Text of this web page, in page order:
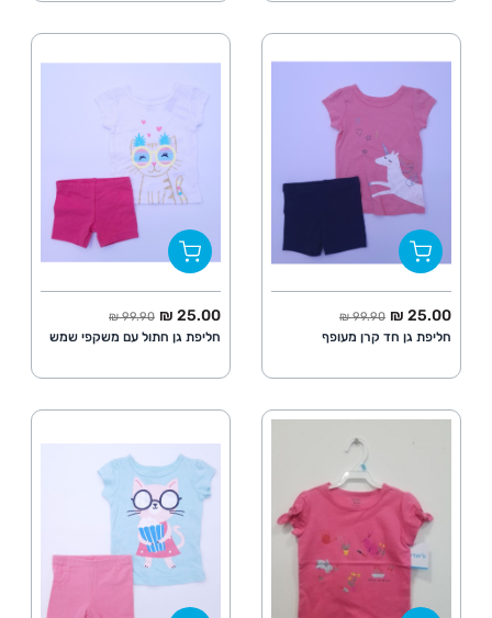
החל מ
25.00 ₪ מחיר מלא
99.90 ₪
חליפת גן חד קרן מעופף
החל מ
25.00 ₪ מחיר מלא
99.90 ₪
חליפת גן חתול עם משקפי שמש